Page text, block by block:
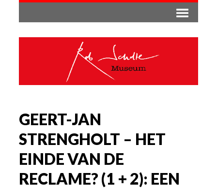
GEERT-JAN
STRENGHOLT – HET
EINDE VAN DE
RECLAME? (1 + 2): EEN